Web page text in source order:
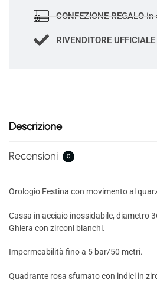
CONFEZIONE REGALOin
RIVENDITORE UFFICIALE
Descrizione
Recensioni 0
Orologio Festina con movimento al
Cassa in acciaio inossidabile, diametro
Ghiera con zirconi bianchi.
Impermeabilità fino a 5 bar/50 metri.
Quadrante rosa sfumato con indici in